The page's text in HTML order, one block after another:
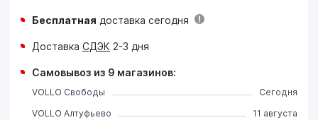
Бесплатная доставка сегодня
Доставка СДЭК 2-3 дня
Самовывоз из 9 магазинов:
VOLLO Свободы
Сегодня
VOLLO Алтуфьево
11 августа